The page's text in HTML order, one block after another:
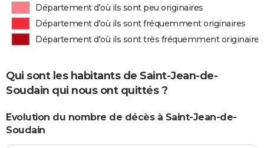
Département d'où ils sont peu originaires
Département d'où ils sont fréquemment originaires
Département d'où ils sont très fréquemment originaires
Qui sont les habitants de Saint-Jean-de-
Soudain qui nous ont quittés ?
Evolution du nombre de décès à Saint-Jean-de-
Soudain